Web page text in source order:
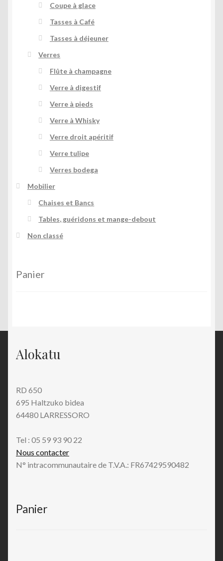
Coupe à glace
Tasses à Café
Tasses à déjeuner
Verres
Flûte à champagne
Verre à digestif
Verre à pieds
Verre à Whisky
Verre droit apéritif
Verre tulipe
Verres bodega
Mobilier
Chaises et Bancs
Tables, guéridons et mange-debout
Non classé
Panier
Alokatu
RD 650
695 Haltzuko bidea
64480 LARRESSORO
Tel : 05 59 93 90 22
Nous contacter
N° intracommunautaire de T.V.A.: FR67429590482
Panier